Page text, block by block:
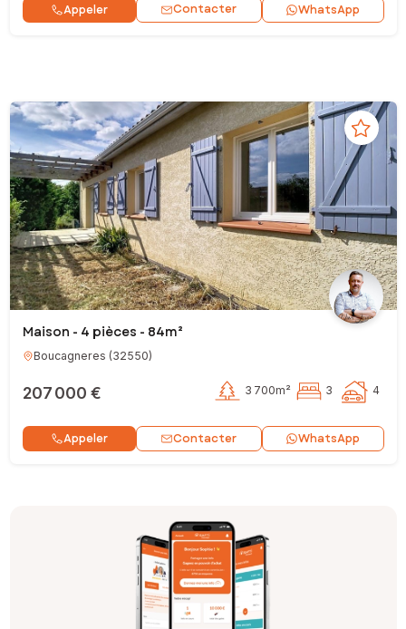
Appeler Contacter WhatsApp
Maison - 4 pièces - 84m²
Boucagneres (32550)
207 000 € 3 700m² 3 4
Appeler Contacter WhatsApp